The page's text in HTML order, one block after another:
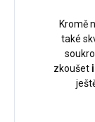
Kromě
také
zkoušet